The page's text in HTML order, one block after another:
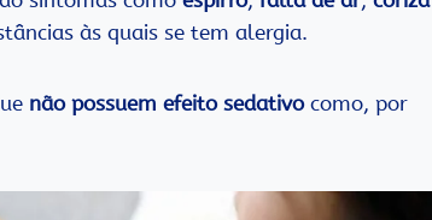
às quais se tem alergia.
não possuem efeito sedativocomo, por